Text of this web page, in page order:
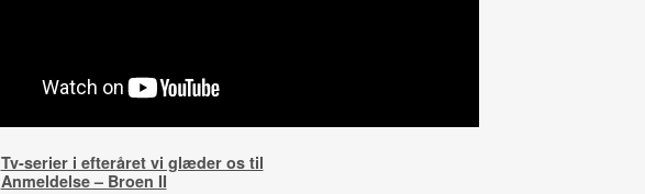
Tv-serier i efteråret vi glæder os til
Anmeldelse – Broen II